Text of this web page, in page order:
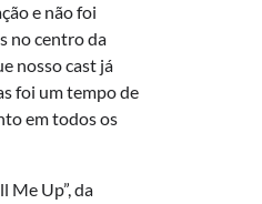
e não foi
no centro da
nosso cast já
foi um tempo de
em todos os
Me Up”, da